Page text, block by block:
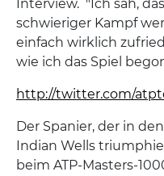
Interview. "Ich sah,
schwieriger Kampf
einfach wirklich
wie ich das Spiel
http://twitter.com/
Der Spanier, der in
Indian Wells
beim ATP-Masters-